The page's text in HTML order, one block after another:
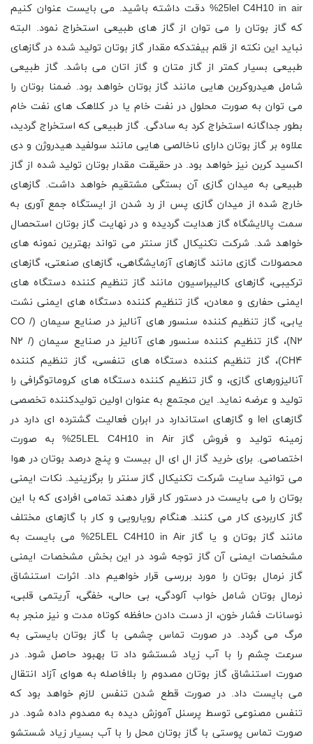
25lel C4H10 in air% دقت داشته باشید. می بایست عنوان کنیم
که گاز بوتان را می ‌توان از گاز های طبیعی استخراج نمود. البته
نباید این نکته از قلم بیفتدکه مقدار گاز بوتان تولید شده در گازهای
طبیعی بسیار کمتر از گاز متان و گاز اتان می باشد. گاز طبیعی
شامل هیدروکربن هایی مانند گاز بوتان خواهد بود. ضمنا بوتان را
می توان به صورت محلول در نفت خام یا در کلاهک های نفت خام
بطور جداگانه استخراج کرد به سادگی. گاز طبیعی که استخراج گردید،
علاوه بر گاز بوتان دارای ناخالصی هایی مانند سولفید هیدروژن و دی
اکسید کربن نیز خواهد بود. در حقیقت مقدار بوتان تولید شده از گاز
طبیعی به میدان گازی آن بستگی مشتقیم خواهد داشت. گازهای
خارج شده از میدان گازی پس از رد شدن از ایستگاه جمع آوری به
سمت پالایشگاه گاز هدایت گردیده و در نهایت گاز بوتان استحصال
خواهد شد. شرکت تکنیکال گاز سنتر می تواند بهترین نمونه های
محصولات گازی مانند گازهای آزمایشگاهی، گازهای صنعتی، گازهای
ترکیبی، گازهای کالیبراسیون مانند گاز تنظیم کننده دستگاه های
ایمنی حفاری و معادن، گاز تنظیم کننده دستگاه های ایمنی نشت
یابی، گاز تنظیم کننده سنسور های آنالیز در صنایع سیمان (CO /
N۲)، گاز تنظیم کننده سنسور های آنالیز در صنایع سیمان (N۲ /
CH۴)، گاز تنظیم کننده دستگاه های تنفسی، گاز تنظیم کننده
آنالیزورهای گازی، و گاز تنظیم کننده دستگاه های کروماتوگرافی را
تولید و عرضه نماید. این مجتمع به عنوان اولین تولیدکننده تخصصی
گازهای lel و گازهای استاندارد در ابران فعالیت گشترده ای دارد در
زمینه تولید و فروش گاز 25LEL C4H10 in Air% به صورت
اختصاصی. برای خرید گاز ال ای ال بیست و پنج درصد بوتان در هوا
می توانید سایت شرکت تکنیکال گاز سنتر را برگزینید. نکات ایمنی
بوتان را می بایست در دستور کار قرار دهند تمامی افرادی که با این
گاز کاربردی کار می کنند. هنگام رویارویی و کار با گازهای مختلف
مانند گاز بوتان و یا گاز 25LEL C4H10 in Air% می بایست به
مشخصات ایمنی آن گاز توجه شود در این بخش مشخصات ایمنی
گاز نرمال بوتان را مورد بررسی قرار خواهیم داد. اثرات استنشاق
نرمال بوتان شامل خواب آلودگی، بی حالی، خفگی، آریتمی قلبی،
نوسانات فشار خون، از دست دادن حافظه کوتاه مدت و نیز منجر به
مرگ می گردد. در صورت تماس چشمی با گاز بوتان بایستی به
سرعت چشم را با آب زیاد شستشو داد تا بهبود حاصل شود. در
صورت استنشاق گاز بوتان مصدوم را بلافاصله به هوای آزاد انتقال
می بایست داد. در صورت قطع شدن تنفس لازم خواهد بود که
تنفس مصنوعی توسط پرسنل آموزش دیده به مصدوم داده شود. در
صورت تماس پوستی با گاز بوتان محل را با آب بسیار زیاد شستشو